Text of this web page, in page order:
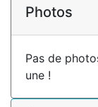
Photos
Pas de
une !